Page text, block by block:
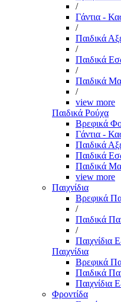
/
Γάντια -
/
Παιδικά
/
Παιδικά
/
Παιδικά
/
view more
Παιδικά Ρούχα
Βρεφικά
Γάντια -
Παιδικά
Παιδικά
Παιδικά
view more
Παιχνίδια
Βρεφικά
/
Παιδικά
/
Παιχνίδια
Παιχνίδια
Βρεφικά
Παιδικά
Παιχνίδια
Φροντίδα